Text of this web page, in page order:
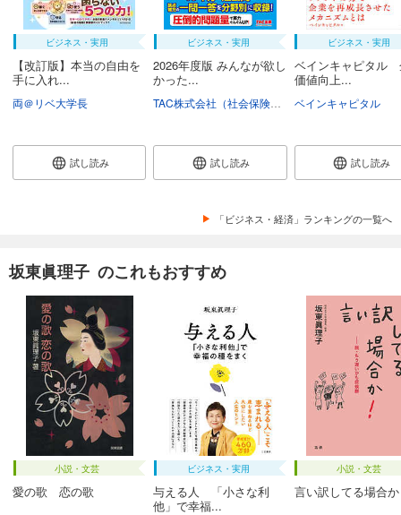
ビジネス・実用
【改訂版】本当の自由を
手に入れ...
両＠リベ大学長
試し読み
ビジネス・実用
2026年度版 みんなが欲し
かった...
試し読み
ビジネス・実用
ベインキャピタル
価値向上...
ベインキャピタル
試し読み
「ビジネス・経済」ランキングの一覧へ
坂東眞理子 のこれもおすすめ
小説・文芸
愛の歌 恋の歌
ビジネス・実用
与える人 「小さな利
他」で幸福...
小説・文芸
言い訳してる場合